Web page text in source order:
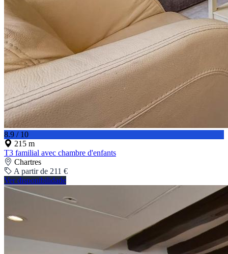
8.9 / 10
215 m
T3 familial avec chambre d'enfants
Chartres
A partir de 211 €
Ver disponibilidade